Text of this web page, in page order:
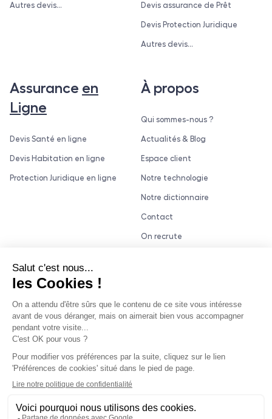
Autres devis... Devis assurance de Prêt
Devis Protection Juridique
Autres devis...
Assurance en
Ligne
Devis Santé en ligne
Devis Habitation en ligne
Protection Juridique en ligne
À propos
Qui sommes-nous ?
Actualités & Blog
Espace client
Notre technologie
Notre dictionnaire
Contact
On recrute
Politique de cookies
personnelles